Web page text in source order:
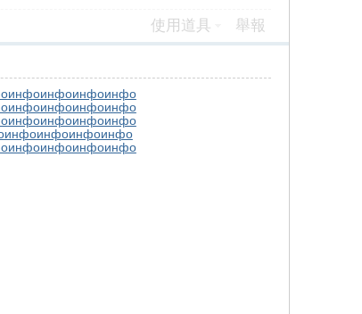
使用道具 舉報
инфоинфоинфоинфо
инфоинфоинфоинфо
инфоинфоинфоинфо
инфоинфоинфоинфо
инфоинфоинфоинфо